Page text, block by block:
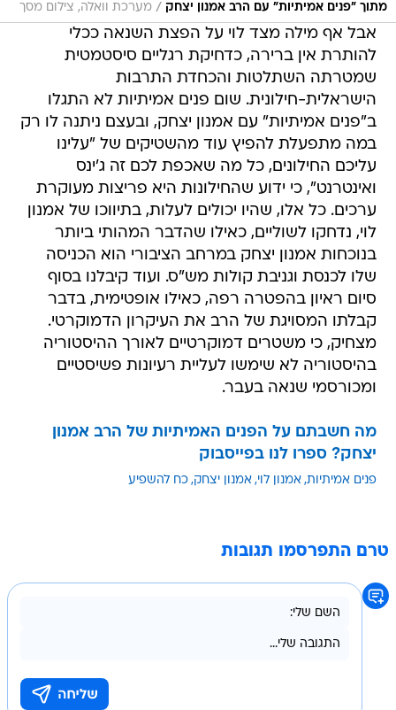
מתוך "פנים אמיתיות" עם הרב אמנון יצחק / מערכת וואלה, צילום מסך
אבל אף מילה מצד לוי על הפצת השנאה ככלי
להותרת אין ברירה, כדחיקת רגליים סיסטמטית
שמטרתה השתלטות והכחדת התרבות
הישראלית-חילונית. שום פנים אמיתיות לא התגלו
ב"פנים אמיתיות" עם אמנון יצחק, ובעצם ניתנה לו רק
במה מתפעלת להפיץ עוד מהשטיקים של "עלינו
עליכם החילונים, כל מה שאכפת לכם זה ג'ינס
ואינטרנט", כי ידוע שהחילונות היא פריצות מעוקרת
ערכים. כל אלו, שהיו יכולים לעלות, בתיווכו של אמנון
לוי, נדחקו לשוליים, כאילו שהדבר המהותי ביותר
בנוכחות אמנון יצחק במרחב הציבורי הוא הכניסה
שלו לכנסת וגניבת קולות מש"ס. ועוד קיבלנו בסוף
סיום ראיון בהפטרה רפה, כאילו אופטימית, בדבר
קבלתו המסויגת של הרב את העיקרון הדמוקרטי.
מצחיק, כי משטרים דמוקרטיים לאורך ההיסטוריה
בהיסטוריה לא שימשו לעליית רעיונות פשיסטיים
ומכורסמי שנאה בעבר.
מה חשבתם על הפנים האמיתיות של הרב אמנון
יצחק? ספרו לנו בפייסבוק
פנים אמיתיות אמנון לוי אמנון יצחק כח להשפיע
טרם התפרסמו תגובות